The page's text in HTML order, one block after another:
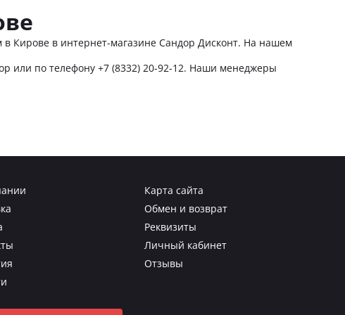
Кирове в интернет-магазине Сандор Дисконт. На нашем
или по телефону +7 (8332) 20-92-12. Наши менеджеры
Карта сайта
Обмен и возврат
Реквизиты
Личный кабинет
Отзывы